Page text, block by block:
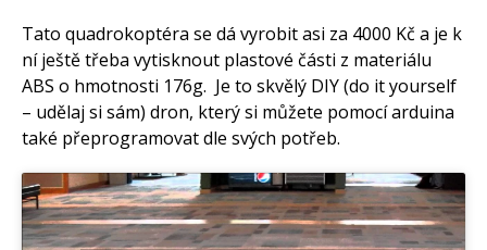
Tato quadrokoptéra se dá vyrobit asi za 4000 Kč a je k
ní ještě třeba vytisknout plastové části z materiálu
ABS o hmotnosti 176g. Je to skvělý DIY (do it yourself
– udělaj si sám) dron, který si můžete pomocí arduina
také přeprogramovat dle svých potřeb.